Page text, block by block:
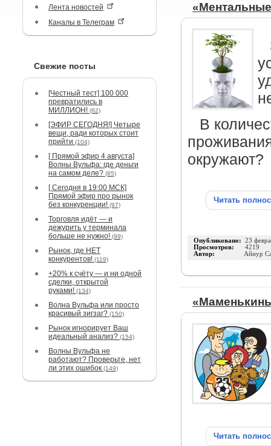
Лента новостей
Каналы в Телеграм
Свежие посты
[Честный тест] 100 000
превратились в
МИЛЛИОН! (82)
[ЭФИР СЕГОДНЯ!] Четыре
вещи, ради которых стоит
прийти (104)
[ Прямой эфир 4 августа]
Волны Вульфа: где деньги
на самом деле? (85)
[ Сегодня в 19:00 МСК]
Прямой эфир про рынок
без конкуренции! (97)
Торговля идёт — и
дежурить у терминала
больше не нужно! (99)
Рынок, где НЕТ
конкурентов! (119)
+20% к счёту — и ни одной
сделки, открытой
руками! (134)
Волна Вульфа или просто
красивый зигзаг? (150)
Рынок игнорирует Ваш
идеальный анализ? (154)
Волны Вульфа не
работают? Проверьте, нет
ли этих ошибок (149)
В
окружают?
Читать
Опубликовано: 23
Просмотров: 4219
Автор: Айнур
Читать